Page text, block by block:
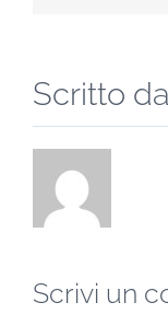
Scritto
Scrivi un